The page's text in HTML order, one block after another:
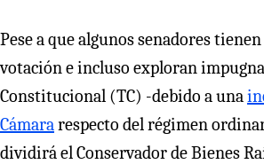
Pese a que algunos senadores
votación e incluso exploran
Constitucional (TC) -debido a una
Cámararespecto del régimen
dividirá el Conservador de Bienes